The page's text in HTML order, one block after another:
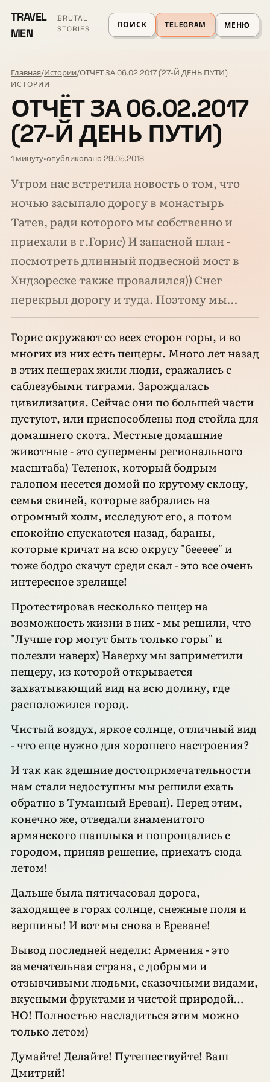
TRAVEL
MEN
BRUTAL
STORIES
ПОИСК TELEGRAM МЕНЮ
Главная/Истории/ОТЧЁТ ЗА 06.02.2017 (27-Й ДЕНЬ ПУТИ)
ИСТОРИИ
ОТЧЁТ ЗА 06.02.2017
(27-Й ДЕНЬ ПУТИ)
1 минуту•опубликовано 29.05.2018
Утром нас встретила новость о том, что
ночью засыпало дорогу в монастырь
Татев, ради которого мы собственно и
приехали в г.Горис) И запасной план -
посмотреть длинный подвесной мост в
Хндзореске также провалился)) Снег
перекрыл дорогу и туда. Поэтому мы…
Горис окружают со всех сторон горы, и во
многих из них есть пещеры. Много лет назад
в этих пещерах жили люди, сражались с
саблезубыми тиграми. Зарождалась
цивилизация. Сейчас они по большей части
пустуют, или приспособлены под стойла для
домашнего скота. Местные домашние
животные - это супермены регионального
масштаба) Теленок, который бодрым
галопом несется домой по крутому склону,
семья свиней, которые забрались на
огромный холм, исследуют его, а потом
спокойно спускаются назад, бараны,
которые кричат на всю округу "беееее" и
тоже бодро скачут среди скал - это все очень
интересное зрелище!
Протестировав несколько пещер на
возможность жизни в них - мы решили, что
"Лучше гор могут быть только горы" и
полезли наверх) Наверху мы заприметили
пещеру, из которой открывается
захватывающий вид на всю долину, где
расположился город.
Чистый воздух, яркое солнце, отличный вид
- что еще нужно для хорошего настроения?
И так как здешние достопримечательности
нам стали недоступны мы решили ехать
обратно в Туманный Ереван). Перед этим,
конечно же, отведали знаменитого
армянского шашлыка и попрощались с
городом, приняв решение, приехать сюда
летом!
Дальше была пятичасовая дорога,
заходящее в горах солнце, снежные поля и
вершины! И вот мы снова в Ереване!
Вывод последней недели: Армения - это
замечательная страна, с добрыми и
отзывчивыми людьми, сказочными видами,
вкусными фруктами и чистой природой…
НО! Полностью насладиться этим можно
только летом)
Думайте! Делайте! Путешествуйте! Ваш
Дмитрий!